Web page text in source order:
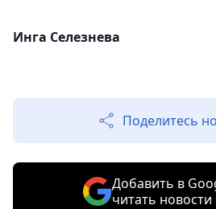
Инга Селезнева
Поделитесь
Добавить в
читать